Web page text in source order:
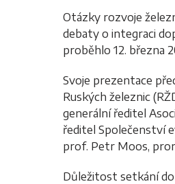
Otázky rozvoje
debaty o integraci
proběhlo 12. března
Svoje prezentace
Ruských železnic
generální ředitel
ředitel Společenství
prof. Petr Moos,
Důležitost setkání